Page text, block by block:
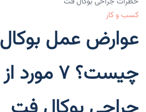
کسب و کار
عوارض عمل
چیست؟ ۷